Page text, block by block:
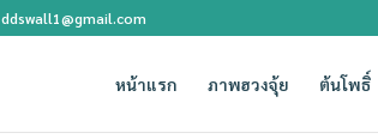
ddswall1@gmail.com
หน้าแรก ภาพฮวงจุ้ย ต้นโพธิ์